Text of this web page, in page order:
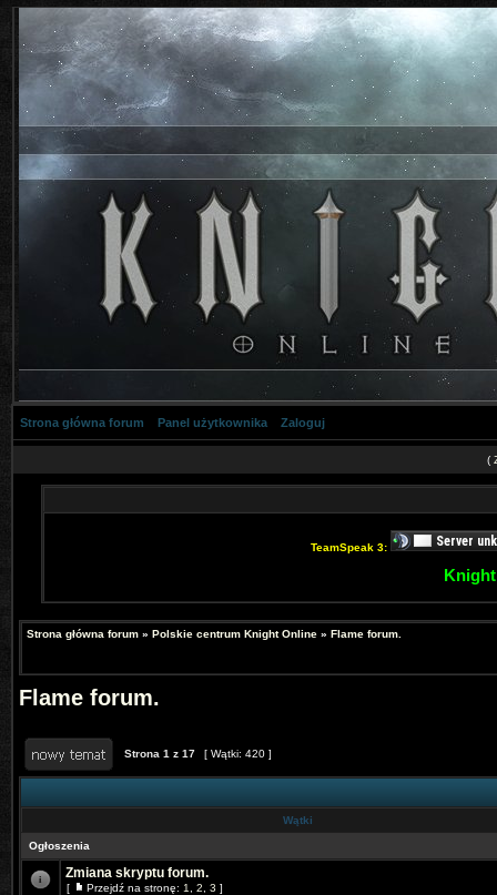
Strona główna forum Panel użytkownika Zaloguj
(
TeamSpeak 3:
Strona główna forum » Polskie centrum Knight Online » Flame forum.
Flame forum.
Strona 1 z 17 [ Wątki: 420 ]
Wątki
Ogłoszenia
Zmiana skryptu forum.
[ Przejdź na stronę: 1 2 3 ]